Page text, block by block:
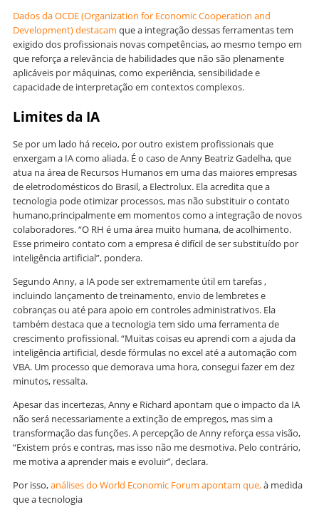
Dados da OCDE (Organization for Economic Cooperation and
Development) destacam que a integração dessas ferramentas tem
exigido dos profissionais novas competências, ao mesmo tempo em
que reforça a relevância de habilidades que não são plenamente
aplicáveis por máquinas, como experiência, sensibilidade e
capacidade de interpretação em contextos complexos.
Limites da IA
Se por um lado há receio, por outro existem profissionais que
enxergam a IA como aliada. É o caso de Anny Beatriz Gadelha, que
atua na área de Recursos Humanos em uma das maiores empresas
de eletrodomésticos do Brasil, a Electrolux. Ela acredita que a
tecnologia pode otimizar processos, mas não substituir o contato
humano,principalmente em momentos como a integração de novos
colaboradores. “O RH é uma área muito humana, de acolhimento.
Esse primeiro contato com a empresa é difícil de ser substituído por
inteligência artificial”, pondera.
Segundo Anny, a IA pode ser extremamente útil em tarefas ,
incluindo lançamento de treinamento, envio de lembretes e
cobranças ou até para apoio em controles administrativos. Ela
também destaca que a tecnologia tem sido uma ferramenta de
crescimento profissional. “Muitas coisas eu aprendi com a ajuda da
inteligência artificial, desde fórmulas no excel até a automação com
VBA. Um processo que demorava uma hora, consegui fazer em dez
minutos, ressalta.
Apesar das incertezas, Anny e Richard apontam que o impacto da IA
não será necessariamente a extinção de empregos, mas sim a
transformação das funções. A percepção de Anny reforça essa visão,
“Existem prós e contras, mas isso não me desmotiva. Pelo contrário,
me motiva a aprender mais e evoluir”, declara.
Por isso,análises do World Economic Forum apontam que,à medida
que a tecnologia